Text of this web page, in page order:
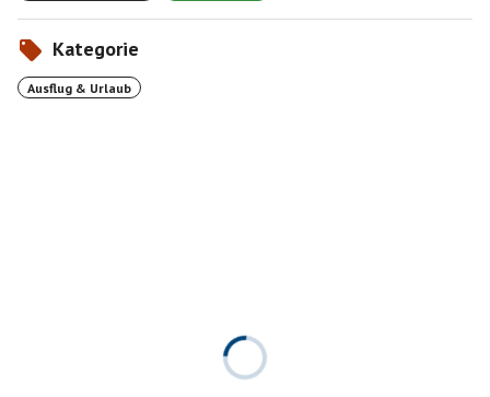
Kategorie
Ausflug & Urlaub